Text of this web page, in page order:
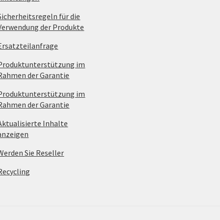
für die
der Produkte
im
der Garantie
im
der Garantie
Inhalte
Sie Reseller